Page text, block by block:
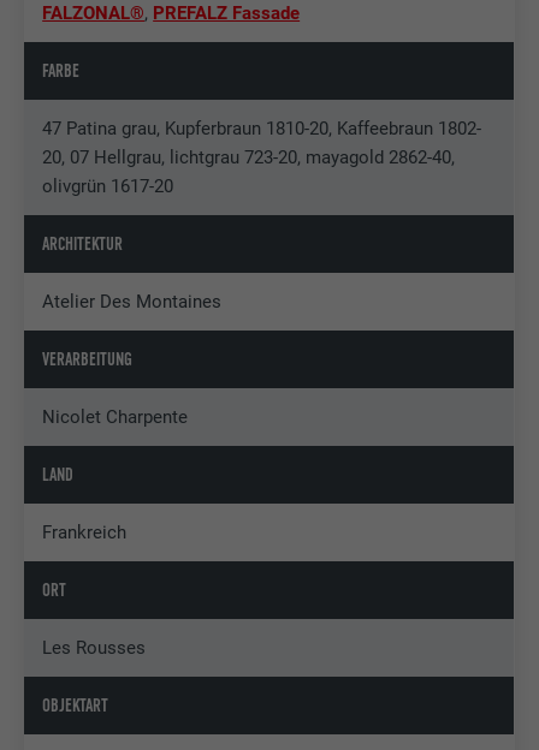
FALZONAL®, PREFALZ Fassade
FARBE
47 Patina grau, Kupferbraun 1810-20, Kaffeebraun 1802-
20, 07 Hellgrau, lichtgrau 723-20, mayagold 2862-40,
olivgrün 1617-20
ARCHITEKTUR
Atelier Des Montaines
VERARBEITUNG
Nicolet Charpente
LAND
Frankreich
ORT
Les Rousses
OBJEKTART